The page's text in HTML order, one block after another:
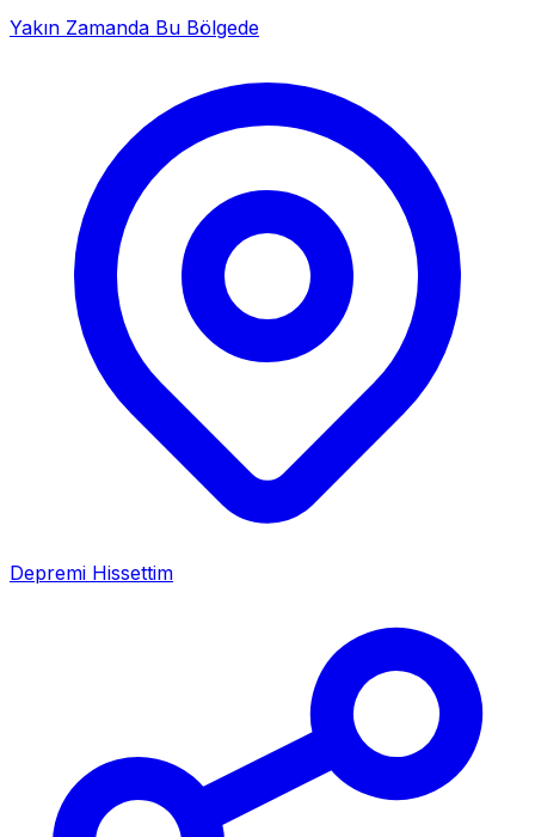
Yakın Zamanda Bu Bölgede
Depremi Hissettim